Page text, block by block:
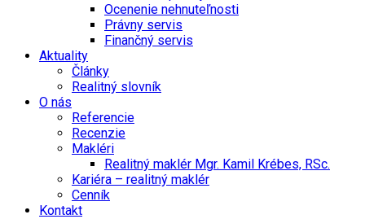
Ocenenie nehnuteľnosti
Právny servis
Finančný servis
Aktuality
Články
Realitný slovník
O nás
Referencie
Recenzie
Makléri
Realitný maklér Mgr. Kamil Krébes, RSc.
Kariéra – realitný maklér
Cenník
Kontakt